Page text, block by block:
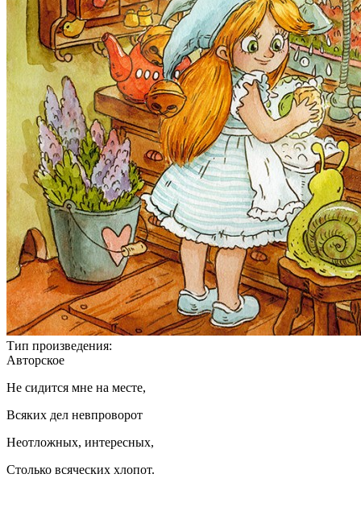
Тип произведения:
Авторское
Не сидится мне на месте,
Всяких дел невпроворот
Неотложных, интересных,
Столько всяческих хлопот.